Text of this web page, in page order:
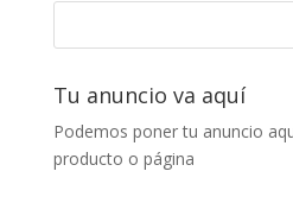
Tu anuncio va aquí
Podemos poner tu anuncio
producto o página